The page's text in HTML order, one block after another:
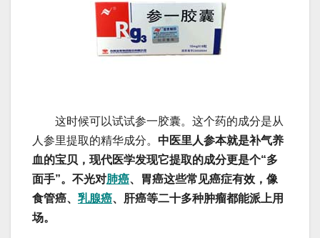
这时候可以试试参一胶囊。这个药的成分是从
人参里提取的精华成分。 中医里人参本就是补气养
血的宝贝，现代医学发现它提取的成分更是个“多
面手”。不光对肺癌、胃癌这些常见癌症有效，像
食管癌、 乳腺癌、肝癌等二十多种肿瘤都能派上用
场。